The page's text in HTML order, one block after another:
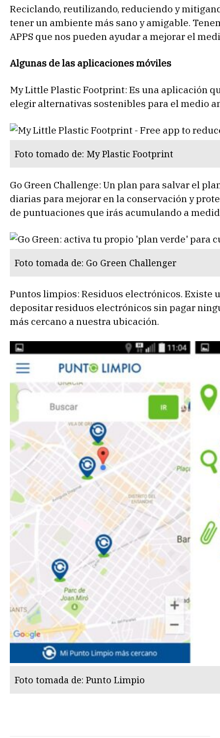
Reciclando, reutilizando, reduciendo y
tener un ambiente más sano y amigable.
APPS que nos pueden ayudar a mejorar el
Algunas de las aplicaciones móviles
My Little Plastic Footprint: Es una aplicación
elegir alternativas sostenibles para el medio
Foto tomado de: My Plastic Footprint
Go Green Challenge: Un plan para salvar el
diarias para mejorar en la conservación y
de puntuaciones que irás acumulando a
Foto tomada de: Go Green Challenger
Puntos limpios: Residuos electrónicos. Existe
depositar residuos electrónicos sin pagar
más cercano a nuestra ubicación.
Foto tomada de: Punto Limpio